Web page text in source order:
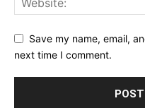
Save my name, email,
next time I comment.